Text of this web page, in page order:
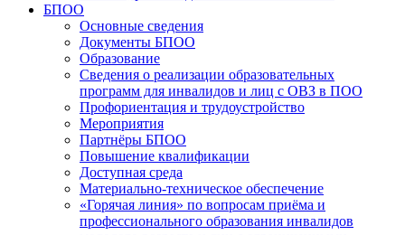
БПОО
Основные сведения
Документы БПОО
Образование
Сведения о реализации образовательных
программ для инвалидов и лиц с ОВЗ в ПОО
Профориентация и трудоустройство
Мероприятия
Партнёры БПОО
Повышение квалификации
Доступная среда
Материально-техническое обеспечение
«Горячая линия» по вопросам приёма и
профессионального образования инвалидов